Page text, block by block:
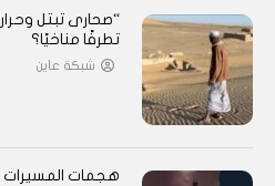
“صحارى تبتل
تطرفًا مناخيًا؟
شبكة عاين
هجمات المسيرات